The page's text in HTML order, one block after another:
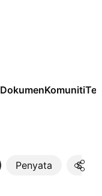
DokumenKomuniti
Penyata